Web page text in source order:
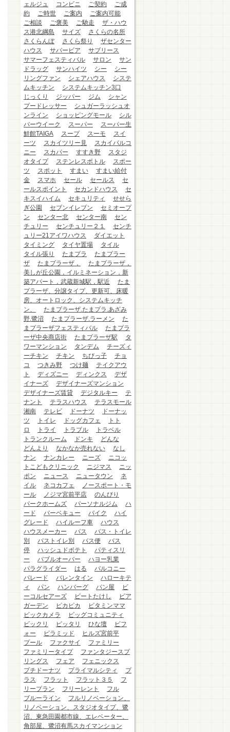
ェルジュ
コンビニ ご契約
ご成
約
ご時世 ご案内
ご案内可能
ご相談
ご褒美 ご馳走
ザ・ハウ
ス港北綱島
サイズ
さくらの名所
さくらんぼ
さくら祭り
ザセンター
ハウス
サバービア
サブリース
サマーフェスティバル
サロン
サン
ドラッグ
サンハイツ シー
シー
リングファン
シェアハウス
システ
ムキッチン
システムキッチン3口
じっくり
ジッパー ジム
シャン
プードレッサー
シュガーラッシュオ
ンライン
ショッピングモール
シル
バーウイーク
スーパー
スーパー生
鮮館TAIGA
スープ スーモ
スイ
ーツ
スカイツリー見
スカイバルコ
ニー
スカパー すすき野
スタジ
オタイプ
ステンレスボトル
スポー
ツ
スポット すまい
すまい給付
金
スマホ セール セールス
セ
ールスポイント
セカンドハウス
セ
キスイハイム
セキュリティ
せせら
ぎ公園
セブンイレブン
セミオープ
ン
センター北 センター南
セン
チュリー
センチュリー２１
センチ
ュリー21アイワハウス
ダイエット
タイミング
タイヤ置場
タイル
タイル張り
たまプラ
たまプラー
ザ
たまプラーザ，
たまプラーザ，
美しが丘公園，イルミネーション，新
築アパート，武蔵新城駅，駅近
たま
プラーザ、分譲タイプ、更新可、床暖
房、オートロック、システムキッチ
ン、
たまプラーザ.たまプラ.あざみ
野.鷺沼
たまプラーザ.ラーメン
た
まプラーザフェスティバル
たまプラ
ーザ中央商店街
たまプラーザ駅
タ
ワーマンション
タンデム
チーズィ
ーチキン
チキン ちびっ子
チョ
コ
つきみ野 つけ麺
テイクアウ
ト
ディズニー ディンクス
デザ
イナーズ
デザイナーズマンション
デザイナーズ賃貸
デジタルキー
テ
ナント
テラスハウス
テラスモール
湘南
テレビ ドーナツ
ドーナッ
ツ
トイレ ドッグカフェ
トト
ロ
トライ トラブル
トラベル
トランクルーム
ドンキ
どんな
どんより
なかなか売れない
なし
ナン
ナンカレー ニーズ
ニコッ
トこどもクリニック
ニジマス
ニッ
ポン
ニュース ニュータウン
ネ
イル
ネコカフェ
ノースポート・モ
ール
ノジマ宮前平店
のんびり
パークホームズ
パーソナルジム
ハ
ード
バーベキュー バイク
ハイ
グレード
ハイルーフ車
ハウス
ハウスメーカー
バス
バス・トイレ
別
バストイレ別 バス便
バス
停
ハッシュドポテト
パティスリ
ー
バブルオーバー
ハヨー乳業
パラグライダー
はる
バルコニー
パレード
バレンタイン
ハローキテ
ィ
パン ハンバーグ パン屋
ビ
ーコルセアーズ
ビートたけし
ビア
ガーデン
ピカピカ
ビタミンママ
ビックカメラ
ビッグコミュニティ
ビックリ
ピッタリ ひな壇
ビフ
ォー
ピラミッド
ヒルズ宮前平
プール
ファクサイ
ファミリー
ファミリータイプ
ファンタジースプ
リングス
フェア
フェニックス
プチドーナツ
プライマルシティ
プ
ラス
フラット フラット３５
フ
リープラン
フリーレント
フル
ブルーライン
フルリノベーション、
リノベーション、スタジオタイプ、鷺
沼、東急田園都市線、エレベーター、
角部屋、鷺沼有馬スカイマンション